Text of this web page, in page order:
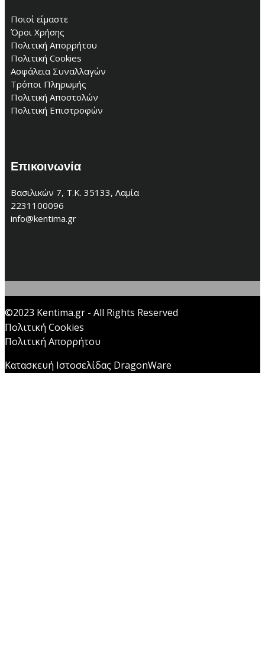
Ποιοί είμαστε
Όροι Χρήσης
Πολιτική Απορρήτου
Πολιτική Cookies
Ασφάλεια Συναλλαγών
Τρόποι Πληρωμής
Πολιτική Αποστολών
Πολιτική Επιστροφών
Επικοινωνία
Βασιλικών 7, Τ.Κ. 35133, Λαμία
2231100096
info@kentima.gr
©2023 Kentima.gr - All Rights Reserved
Πολιτική Cookies
Πολιτική Απορρήτου
Κατασκευή Ιστοσελίδας DragonWare